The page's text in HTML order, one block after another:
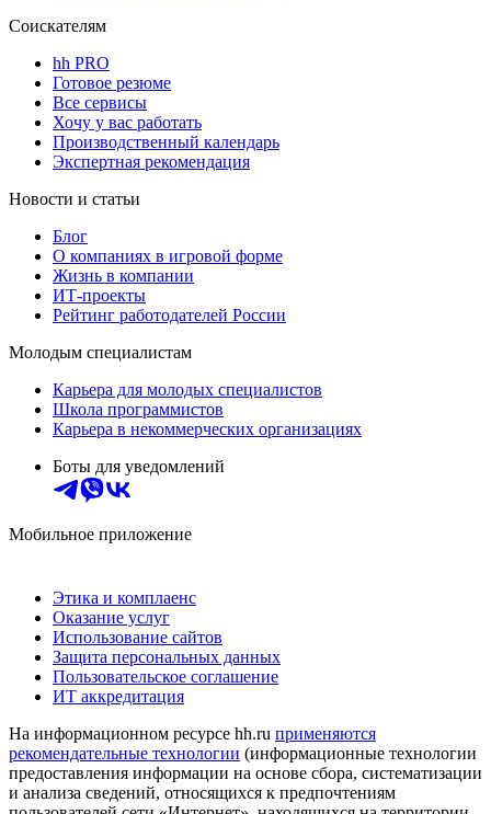
Соискателям
hh PRO
Готовое резюме
Все сервисы
Хочу у вас работать
Производственный календарь
Экспертная рекомендация
Новости и статьи
Блог
О компаниях в игровой форме
Жизнь в компании
ИТ-проекты
Рейтинг работодателей России
Молодым специалистам
Карьера для молодых специалистов
Школа программистов
Карьера в некоммерческих организациях
Боты для уведомлений
Мобильное приложение
Этика и комплаенс
Оказание услуг
Использование сайтов
Защита персональных данных
Пользовательское соглашение
ИТ аккредитация
На информационном ресурсе hh.ru применяются
рекомендательные технологии (информационные технологии
предоставления информации на основе сбора, систематизации
и анализа сведений, относящихся к предпочтениям